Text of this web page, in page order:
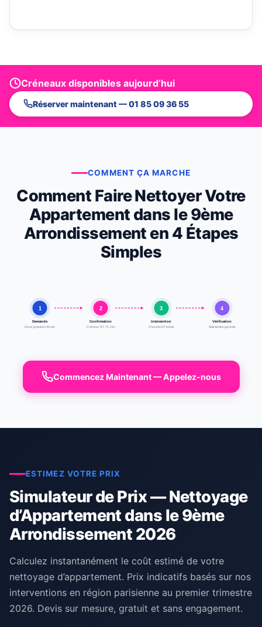
Créneaux disponibles aujourd’hui
Réserver maintenant — 01 85 09 36 55
COMMENT ÇA MARCHE
Comment Faire Nettoyer Votre
Appartement dans le 9ème
Arrondissement en 4 Étapes
Simples
1
Demande
Devis gratuit en 30 min
2
Confirmation
Créneau 7j/7, 7h-21h
3
Intervention
Checklist 47 points
4
Vérification
Satisfaction garantie
Commencez Maintenant — Appelez-nous
ESTIMEZ VOTRE PRIX
Simulateur de Prix — Nettoyage
d’Appartement dans le 9ème
Arrondissement 2026
Calculez instantanément le coût estimé de votre
nettoyage d’appartement. Prix indicatifs basés sur nos
interventions en région parisienne au premier trimestre
2026. Devis sur mesure, gratuit et sans engagement.